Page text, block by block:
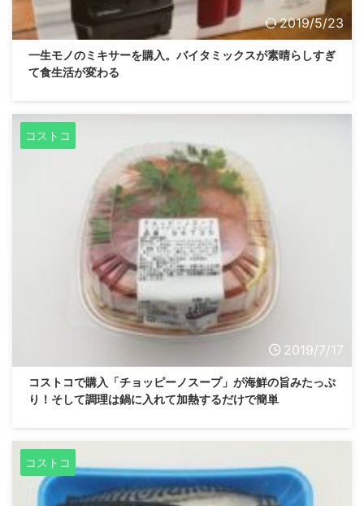
2019/5/23
一生モノのミキサーを購入。バイタミックスが素晴らしすぎ
て食生活が変わる
コストコ
2019/7/17
コストコで購入「チョッピーノスープ」が海鮮の旨みたっぷ
り！そして調理は鍋に入れて加熱するだけで簡単
コストコ